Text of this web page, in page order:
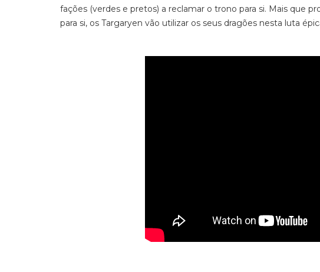
fações (verdes e pretos) a reclamar o trono para si. Mais que
para si, os Targaryen vão utilizar os seus dragões nesta luta